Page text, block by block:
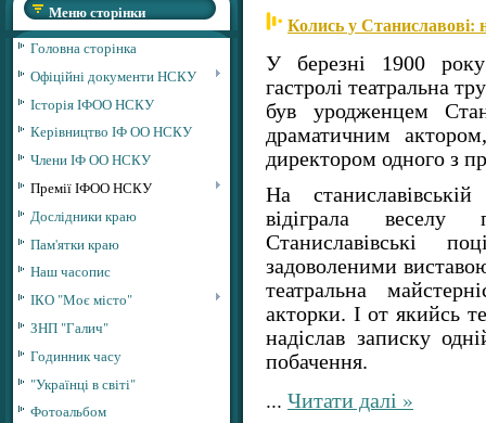
Меню сторінки
Головна сторінка
Офіційні документи НСКУ
Історія ІФОО НСКУ
Керівництво ІФ ОО НСКУ
Члени ІФ ОО НСКУ
Премії ІФОО НСКУ
Дослідники краю
Пам'ятки краю
Наш часопис
ІКО "Моє місто"
ЗНП "Галич"
Годинник часу
"Українці в світі"
Фотоальбом
Колись у Станиславові:
У березні 1900
гастролі театральна
був уродженцем
драматичним
директором одного з
На
відіграла веселу
Станиславівські
задоволеними
театральна
акторки. І от якийсь
надіслав записку
побачення.
... Читати далі »